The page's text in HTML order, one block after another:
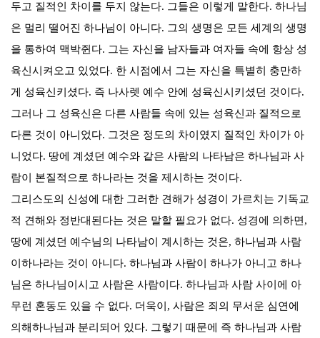
두고 질적인 차이를 두지 않는다. 그들은 이렇게 말한다. 하나님
은 멀리 떨어진 하나님이 아니다. 그의 생명은 모든 세계의 생명
을 통하여 맥박쥔다. 그는 자신을 남자들과 여자들 속에 항상 성
육신시켜오고 있었다. 한 시점에서 그는 자신을 특별히 충만하
게 성육신키셨다. 즉 나사렛 예수 안에 성육신시키셨던 것이다.
그러나 그 성육신은 다른 사람들 속에 있는 성육신과 질적으로
다른 것이 아니었다. 그것은 정도의 차이였지 질적인 차이가 아
니었다. 땅에 계셨던 예수와 같은 사람의 나타남은 하나님과 사
람이 본질적으로 하나라는 것을 제시하는 것이다.
그리스도의 신성에 대한 그러한 견해가 성경이 가르치는 기독교
적 견해와 정반대된다는 것은 말할 필요가 없다. 성경에 의하면 ,
땅에 계셨던 예수님의 나타남이 계시하는 것은, 하나님과 사람
이하나라는 것이 아니다. 하나님과 사람이 하나가 아니고 하나
님은 하나님이시고 사람은 사람이다. 하나님과 사람 사이에 아
무런 혼동도 있을 수 없다. 더욱이 , 사람은 죄의 무서운 심연에
의해하나님과 분리되어 있다. 그렇기 때문에 즉 하나님과 사람